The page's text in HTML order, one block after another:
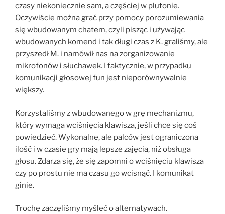
czasy niekoniecznie sam, a częściej w plutonie.
Oczywiście można grać przy pomocy porozumiewania
się wbudowanym chatem, czyli pisząc i używając
wbudowanych komend i tak długi czas z K. graliśmy, ale
przyszedł M. i namówił nas na zorganizowanie
mikrofonów i słuchawek. I faktycznie, w przypadku
komunikacji głosowej fun jest nieporównywalnie
większy.
Korzystaliśmy z wbudowanego w grę mechanizmu,
który wymaga wciśnięcia klawisza, jeśli chce się coś
powiedzieć. Wykonalne, ale palców jest ograniczona
ilość i w czasie gry mają lepsze zajęcia, niż obsługa
głosu. Zdarza się, że się zapomni o wciśnięciu klawisza
czy po prostu nie ma czasu go wcisnąć. I komunikat
ginie.
Trochę zaczęliśmy myśleć o alternatywach.